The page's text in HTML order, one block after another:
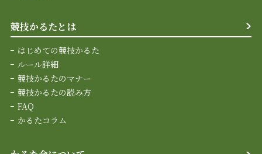
競技かるたとは
はじめての競技かるた
ルール詳細
競技かるたのマナー
競技かるたの読み方
FAQ
かるたコラム